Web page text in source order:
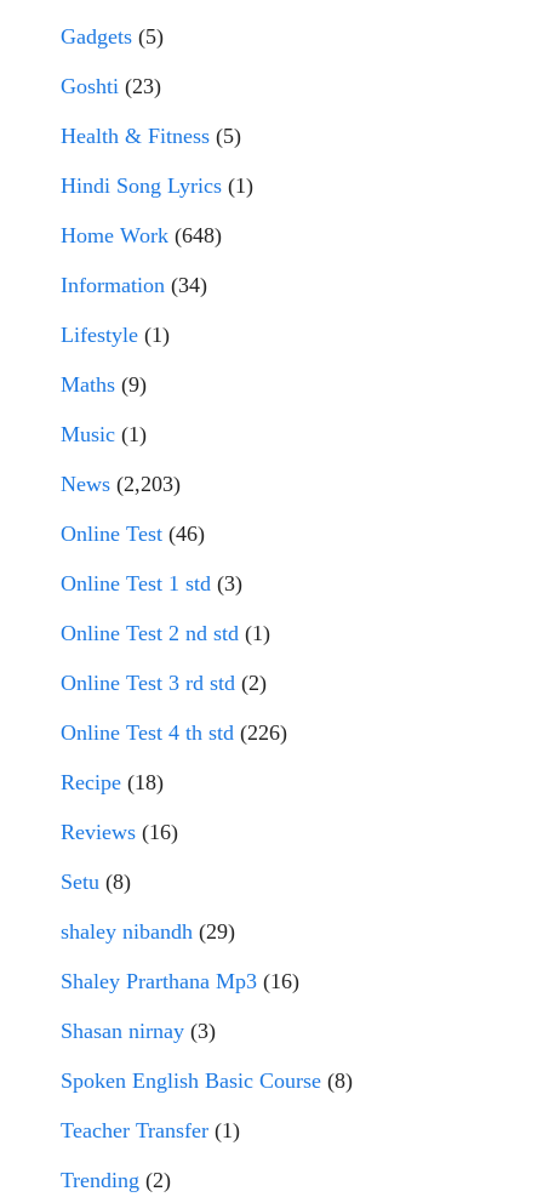
Gadgets (5)
Goshti (23)
Health & Fitness (5)
Hindi Song Lyrics (1)
Home Work (648)
Information (34)
Lifestyle (1)
Maths (9)
Music (1)
News (2,203)
Online Test (46)
Online Test 1 std (3)
Online Test 2 nd std (1)
Online Test 3 rd std (2)
Online Test 4 th std (226)
Recipe (18)
Reviews (16)
Setu (8)
shaley nibandh (29)
Shaley Prarthana Mp3 (16)
Shasan nirnay (3)
Spoken English Basic Course (8)
Teacher Transfer (1)
Trending (2)